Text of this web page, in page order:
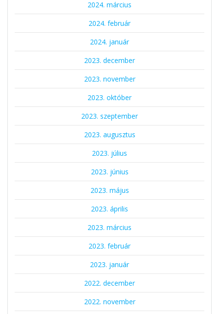
2024. március
2024. február
2024. január
2023. december
2023. november
2023. október
2023. szeptember
2023. augusztus
2023. július
2023. június
2023. május
2023. április
2023. március
2023. február
2023. január
2022. december
2022. november